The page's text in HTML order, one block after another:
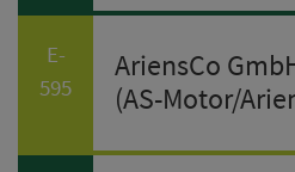
E-
595
AriensCo
(AS-Motor/